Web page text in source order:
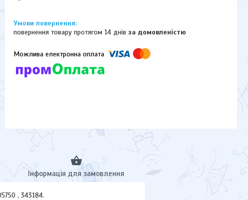
повернення товару протягом 14 днівза домовленістю
Інформація для замовлення
, 343184.